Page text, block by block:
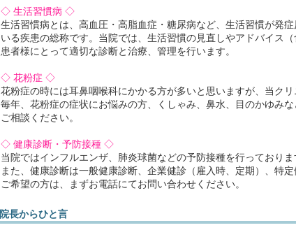
◇ 生活習慣病 ◇
生活習慣病とは、高血圧・高脂血症・糖尿病など、生活習慣が発
いる疾患の総称です。当院では、生活習慣の見直しやアドバイス
患者様にとって適切な診断と治療、管理を行います。
◇ 花粉症 ◇
花粉症の時には耳鼻咽喉科にかかる方が多いと思いますが、当ク
毎年、花粉症の症状にお悩みの方、くしゃみ、鼻水、目のかゆみ
ご相談ください。
◇ 健康診断・予防接種 ◇
当院ではインフルエンザ、肺炎球菌などの予防接種を行っておりま
また、健康診断は一般健康診断、企業健診（雇入時、定期）、特
ご希望の方は、まずお電話にてお問い合わせください。
院長からひと言